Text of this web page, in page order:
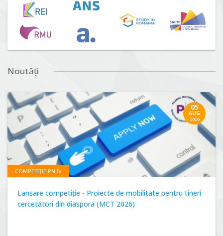
Noutăți
05
AUG
2026
COMPETIȚIE PN IV
Lansare competiție - Proiecte de mobilitate pentru tineri
cercetători din diaspora (MCT 2026)